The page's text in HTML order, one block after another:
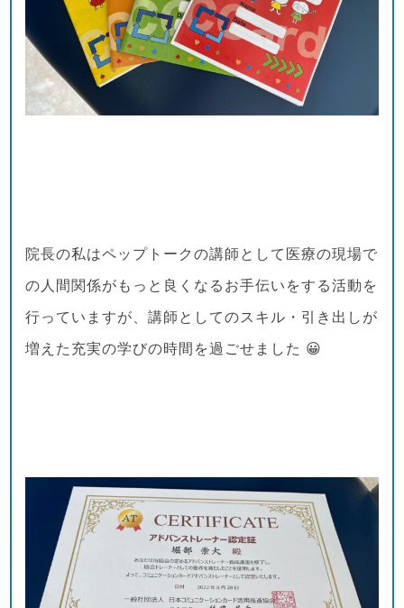
院長の私はペップトークの講師として医療の現場で
の人間関係がもっと良くなるお手伝いをする活動を
行っていますが、講師としてのスキル・引き出しが
増えた充実の学びの時間を過ごせました 😀